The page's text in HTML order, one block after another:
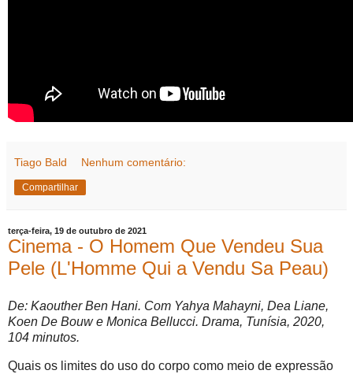
Tiago Bald Nenhum comentário:
Compartilhar
terça-feira, 19 de outubro de 2021
Cinema - O Homem Que Vendeu Sua
Pele (L'Homme Qui a Vendu Sa Peau)
De: Kaouther Ben Hani. Com Yahya Mahayni, Dea Liane,
Koen De Bouw e Monica Bellucci. Drama, Tunísia, 2020,
104 minutos.
Quais os limites do uso do corpo como meio de expressão